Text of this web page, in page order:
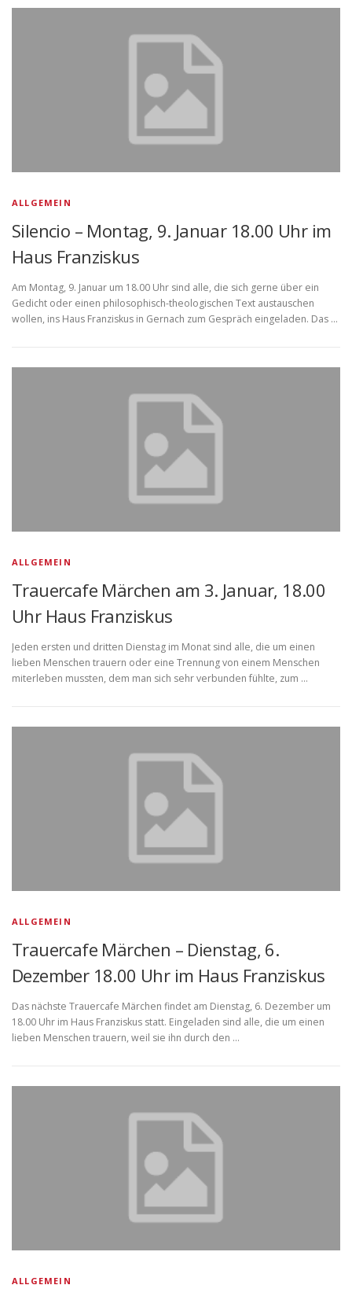
ALLGEMEIN
Silencio – Montag, 9. Januar 18.00 Uhr im
Haus Franziskus
Am Montag, 9. Januar um 18.00 Uhr sind alle, die sich gerne über ein
Gedicht oder einen philosophisch-theologischen Text austauschen
wollen, ins Haus Franziskus in Gernach zum Gespräch eingeladen. Das …
ALLGEMEIN
Trauercafe Märchen am 3. Januar, 18.00
Uhr Haus Franziskus
Jeden ersten und dritten Dienstag im Monat sind alle, die um einen
lieben Menschen trauern oder eine Trennung von einem Menschen
miterleben mussten, dem man sich sehr verbunden fühlte, zum …
ALLGEMEIN
Trauercafe Märchen – Dienstag, 6.
Dezember 18.00 Uhr im Haus Franziskus
Das nächste Trauercafe Märchen findet am Dienstag, 6. Dezember um
18.00 Uhr im Haus Franziskus statt. Eingeladen sind alle, die um einen
lieben Menschen trauern, weil sie ihn durch den …
ALLGEMEIN